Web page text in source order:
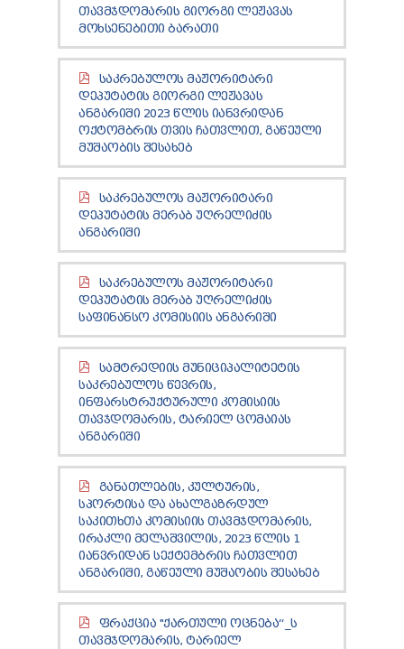
ᲢᲔᲜᲓᲔᲠᲔᲑᲘ
ᲞᲠᲔᲖᲘᲓᲔᲜᲢᲘᲡᲗᲕᲘᲡ ᲓᲐ
ᲞᲐᲠᲚᲐᲛᲔᲜᲢᲘᲡᲗᲕᲘᲡ ᲬᲐᲠᲡᲐᲓᲒᲔᲜᲘ ᲐᲜᲒᲐᲠᲘᲨᲘ
ᲞᲔᲠᲡᲝᲜᲐᲚᲣᲠ ᲛᲝᲜᲐᲪᲔᲛᲗᲐ ᲓᲐᲪᲕᲘᲡ
ᲡᲐᲛᲐᲠᲗᲚᲔᲑᲠᲘᲕᲘ ᲒᲐᲓᲐᲬᲧᲕᲔᲢᲘᲚᲔᲑᲔᲑᲘ
ᲒᲐᲡᲐᲩᲘᲕᲠᲔᲑᲘᲡ ᲬᲔᲡᲔᲑᲘ
ᲗᲐᲕᲛᲯᲓᲝᲛᲐᲠᲘᲡ ᲒᲘᲝᲠᲒᲘ ᲚᲔᲟᲐᲕᲐᲡ
ᲛᲝᲮᲡᲔᲜᲔᲑᲘᲗᲘ ᲑᲐᲠᲐᲗᲘ
ᲡᲐᲙᲠᲔᲑᲣᲚᲝᲡ ᲛᲐᲟᲝᲠᲘᲢᲐᲠᲘ
ᲓᲔᲞᲣᲢᲐᲢᲘᲡ ᲒᲘᲝᲠᲒᲘ ᲚᲔᲟᲐᲕᲐᲡ
ᲐᲜᲒᲐᲠᲘᲨᲘ 2023 ᲬᲚᲘᲡ ᲘᲐᲜᲕᲠᲘᲓᲐᲜ
ᲝᲥᲢᲝᲛᲑᲠᲘᲡ ᲗᲕᲘᲡ ᲩᲐᲗᲕᲚᲘᲗ, ᲒᲐᲬᲔᲣᲚᲘ
ᲛᲣᲨᲐᲝᲑᲘᲡ ᲨᲔᲡᲐᲮᲔᲑ
ᲡᲐᲙᲠᲔᲑᲣᲚᲝᲡ ᲛᲐᲟᲝᲠᲘᲢᲐᲠᲘ
ᲓᲔᲞᲣᲢᲐᲢᲘᲡ ᲛᲔᲠᲐᲑ ᲣᲦᲠᲔᲚᲘᲫᲘᲡ
ᲐᲜᲒᲐᲠᲘᲨᲘ
ᲡᲐᲙᲠᲔᲑᲣᲚᲝᲡ ᲛᲐᲟᲝᲠᲘᲢᲐᲠᲘ
ᲓᲔᲞᲣᲢᲐᲢᲘᲡ ᲛᲔᲠᲐᲑ ᲣᲦᲠᲔᲚᲘᲫᲘᲡ
ᲡᲐᲤᲘᲜᲐᲜᲡᲝ ᲙᲝᲛᲘᲡᲘᲘᲡ ᲐᲜᲒᲐᲠᲘᲨᲘ
ᲡᲐᲛᲢᲠᲔᲓᲘᲘᲡ ᲛᲣᲜᲘᲪᲘᲞᲐᲚᲘᲢᲔᲢᲘᲡ
ᲡᲐᲙᲠᲔᲑᲣᲚᲝᲡ ᲬᲔᲕᲠᲘᲡ,
ᲘᲜᲤᲐᲠᲡᲢᲠᲣᲥᲢᲣᲠᲣᲚᲘ ᲙᲝᲛᲘᲡᲘᲘᲡ
ᲗᲐᲕᲯᲓᲝᲛᲐᲠᲘᲡ, ᲢᲐᲠᲘᲔᲚ ᲪᲝᲛᲐᲘᲐᲡ
ᲐᲜᲒᲐᲠᲘᲨᲘ
ᲒᲐᲜᲐᲗᲚᲔᲑᲘᲡ, ᲙᲣᲚᲢᲣᲠᲘᲡ,
ᲡᲞᲝᲠᲢᲘᲡᲐ ᲓᲐ ᲐᲮᲐᲚᲒᲐᲖᲠᲓᲣᲚ
ᲡᲐᲙᲘᲗᲮᲗᲐ ᲙᲝᲛᲘᲡᲘᲘᲡ ᲗᲐᲕᲛᲯᲓᲝᲛᲐᲠᲘᲡ,
ᲘᲠᲐᲙᲚᲘ ᲛᲔᲚᲐᲨᲕᲘᲚᲘᲡ, 2023 ᲬᲚᲘᲡ 1
ᲘᲐᲜᲕᲠᲘᲓᲐᲜ ᲡᲔᲥᲢᲔᲛᲑᲠᲘᲡ ᲩᲐᲗᲕᲚᲘᲗ
ᲐᲜᲒᲐᲠᲘᲨᲘ, ᲒᲐᲬᲔᲣᲚᲘ ᲛᲣᲨᲐᲝᲑᲘᲡ ᲨᲔᲡᲐᲮᲔᲑ
ᲤᲠᲐᲥᲪᲘᲐ "ᲥᲐᲠᲗᲣᲚᲘ ᲝᲪᲜᲔᲑᲐ“_Ს
ᲗᲐᲕᲛᲯᲓᲝᲛᲐᲠᲘᲡ, ᲢᲐᲠᲘᲔᲚ